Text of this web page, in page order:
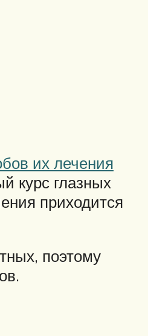
их лечения
курс глазных
приходится
поэтому